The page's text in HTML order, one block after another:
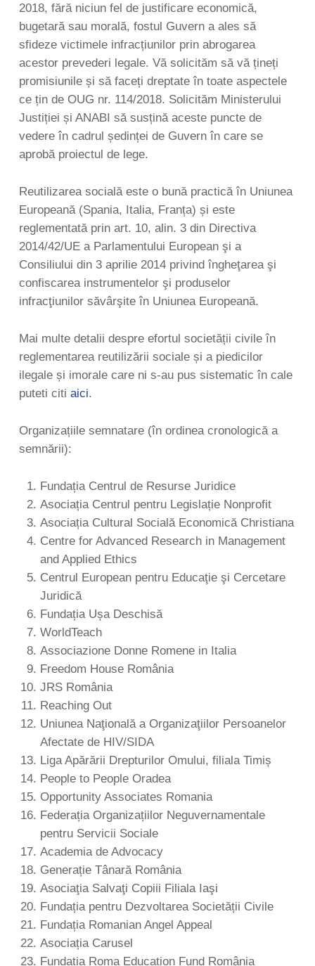
2018, fără niciun fel de justificare economică,
bugetară sau morală, fostul Guvern a ales să
sfideze victimele infracțiunilor prin abrogarea
acestor prevederi legale. Vă solicităm să vă țineți
promisiunile și să faceți dreptate în toate aspectele
ce țin de OUG nr. 114/2018. Solicităm Ministerului
Justiției și ANABI să susțină aceste puncte de
vedere în cadrul ședinței de Guvern în care se
aprobă proiectul de lege.
Reutilizarea socială este o bună practică în Uniunea
Europeană (Spania, Italia, Franța) și este
reglementată prin art. 10, alin. 3 din Directiva
2014/42/UE a Parlamentului European şi a
Consiliului din 3 aprilie 2014 privind îngheţarea şi
confiscarea instrumentelor şi produselor
infracţiunilor săvârşite în Uniunea Europeană.
Mai multe detalii despre efortul societății civile în
reglementarea reutilizării sociale și a piedicilor
ilegale și imorale care ni s-au pus sistematic în cale
puteti citi aici.
Organizațiile semnatare (în ordinea cronologică a
semnării):
Fundația Centrul de Resurse Juridice
Asociația Centrul pentru Legislație Nonprofit
Asociația Cultural Socială Economică Christiana
Centre for Advanced Research in Management
and Applied Ethics
Centrul European pentru Educaţie şi Cercetare
Juridică
Fundația Ușa Deschisă
WorldTeach
Associazione Donne Romene in Italia
Freedom House România
JRS România
Reaching Out
Uniunea Naţională a Organizaţiilor Persoanelor
Afectate de HIV/SIDA
Liga Apărării Drepturilor Omului, filiala Timiș
People to People Oradea
Opportunity Associates Romania
Federația Organizațiilor Neguvernamentale
pentru Servicii Sociale
Academia de Advocacy
Generație Tânară România
Asociaţia Salvaţi Copiii Filiala Iaşi
Fundația pentru Dezvoltarea Societății Civile
Fundația Romanian Angel Appeal
Asociația Carusel
Fundația Roma Education Fund România